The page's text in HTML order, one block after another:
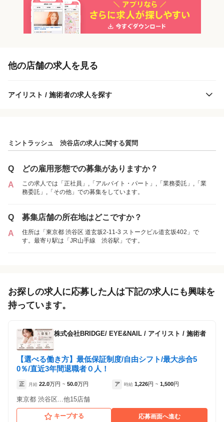
「正社員」を募集している店舗
ミントラッシュ 渋谷店
1件の店舗
ミントラッシュ 渋谷店
「業務委託」を募集している店舗
他の店舗の求人を見る
アイリスト / 施術者の求人を探す
ミントラッシュ 渋谷店の求人に関する質問
Q
どの雇用形態での募集がありますか？
A
この求人では「正社員」,「アルバイト・パート」,「業務委託」,「業
務委託」,「その他」での募集をしています。
Q
募集店舗の所在地はどこですか？
A
住所は「東京都 渋谷区 道玄坂2-11-3 ストークビル道玄坂402」で
す。最寄り駅は「JR山手線 渋谷駅」です。
お探しの求人に応募した人は下記の求人にも興味を
持っています。
株式会社BRIDGE/ EYE&NAIL / アイリスト / 施術者
【選べる働き方】最低保証制度/自由シフト/最大歩合5
0％/直近3年間退職者０人！
正 月給 22.0万円 ~ 50.0万円 ア 時給 1,226円 ~ 1,500円
東京都 渋谷区...他15店舗
キープする 応募画面へ進む